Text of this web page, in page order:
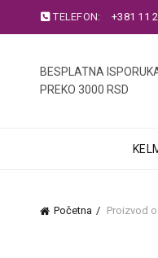
TELEFON: +381 11
BESPLATNA
PREKO 3000 RSD
Početna Proizvod